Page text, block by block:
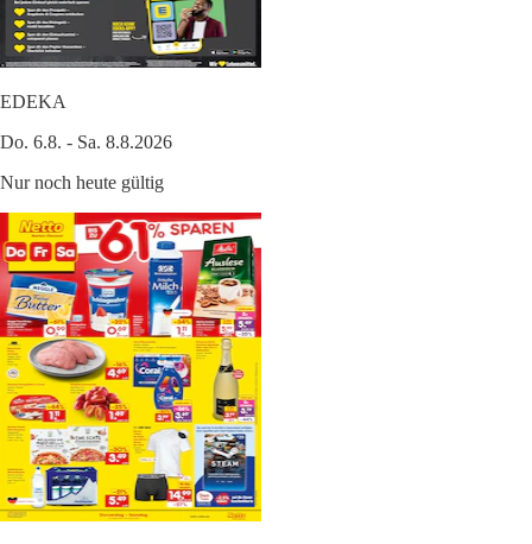
EDEKA
Do. 6.8. - Sa. 8.8.2026
Nur noch heute gültig